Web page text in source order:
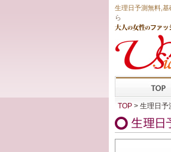
生理日予測無料 基
ら
TOP > 生理日予